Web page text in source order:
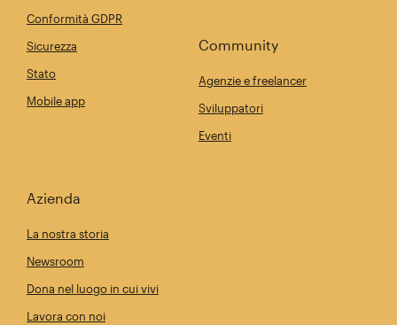
Conformità GDPR
Sicurezza
Stato
Mobile app
Community
Agenzie e freelancer
Sviluppatori
Eventi
Azienda
La nostra storia
Newsroom
Dona nel luogo in cui vivi
Lavora con noi